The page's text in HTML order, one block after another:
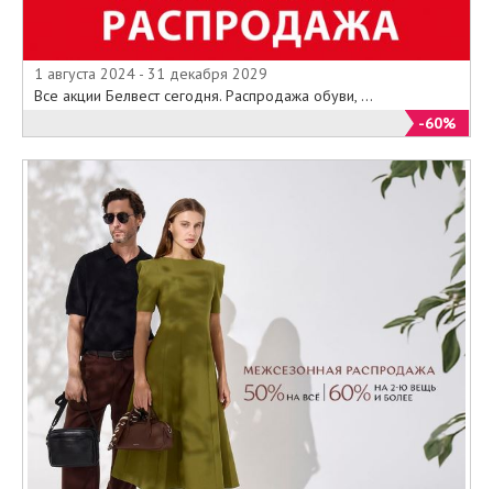
1 августа 2024 - 31 декабря 2029
Все акции Белвест сегодня. Распродажа обуви, ...
-60%